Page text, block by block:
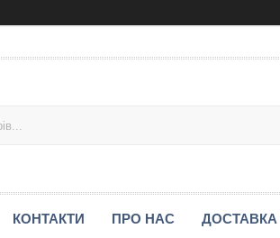
КОНТАКТИ ПРО НАС ДОСТАВКА